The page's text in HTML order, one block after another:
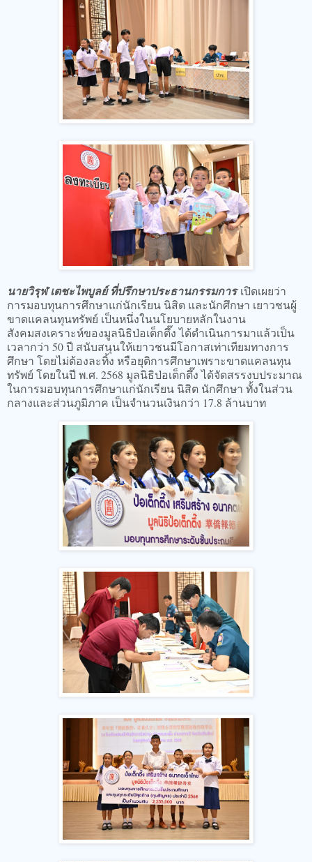
นายวิรุฬ เตชะไพบูลย์ ที่ปรึกษาประธานกรรมการเปิดเผยว่า
การมอบทุนการศึกษาแก่นักเรียน นิสิต และนักศึกษา เยาวชนผู้
ขาดแคลนทุนทรัพย์ เป็นหนึ่งในนโยบายหลักในงาน
สังคมสงเคราะห์ของมูลนิธิป่อเต็กตึ๊ง ได้ดำเนินการมาแล้วเป็น
เวลากว่า 50 ปี สนับสนุนให้เยาวชนมีโอกาสเท่าเทียมทางการ
ศึกษา โดยไม่ต้องละทิ้ง หรือยุติการศึกษาเพราะขาดแคลนทุน
ทรัพย์ โดยในปี พ.ศ. 2568 มูลนิธิป่อเต็กตึ๊ง ได้จัดสรรงบประมาณ
ในการมอบทุนการศึกษาแก่นักเรียน นิสิต นักศึกษา ทั้งในส่วน
กลางและส่วนภูมิภาค เป็นจำนวนเงินกว่า 17.8 ล้านบาท